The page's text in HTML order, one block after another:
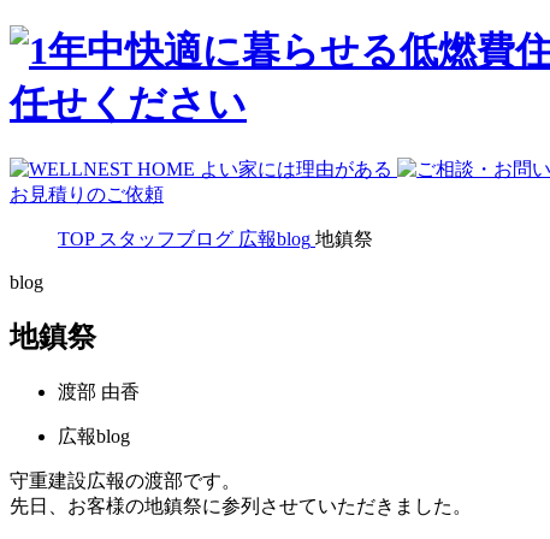
お見積りのご依頼
TOP スタッフブログ 広報blog 地鎮祭
blog
地鎮祭
渡部 由香
広報blog
守重建設広報の渡部です。
先日、お客様の地鎮祭に参列させていただきました。